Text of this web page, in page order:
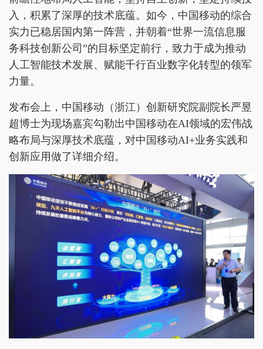
入，积累了深厚的技术底蕴。如今，中国移动的综合
实力已稳居国内第一阵营，并朝着“世界一流信息服
务科技创新公司”的目标坚定前行，致力于成为推动
人工智能技术发展、赋能千行百业数字化转型的领军
力量。
发布会上，中国移动（浙江）创新研究院副院长严昱
超博士为现场嘉宾勾勒出中国移动在AI领域的宏伟战
略布局与深厚技术底蕴，对中国移动AI+业务实践和
创新应用做了详细介绍。